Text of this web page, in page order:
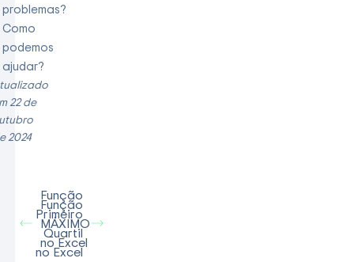
problemas?
Como
podemos
ajudar?
22 de
2024
Função
MÁXIMO
no Excel
Função
Primeiro
Quartil
no Excel